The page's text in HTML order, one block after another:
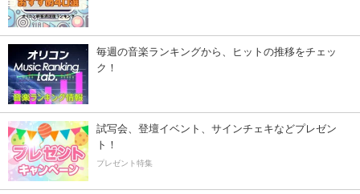
毎週の音楽ランキングから、ヒットの推移をチェッ
ク！
試写会、登壇イベント、サインチェキなどプレゼン
ト！
プレゼント特集